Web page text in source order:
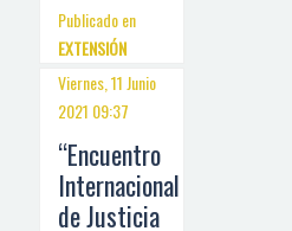
Publicado en
EXTENSIÓN
Viernes, 11 Junio
2021 09:37
“Encuentro
Internacional
de Justicia